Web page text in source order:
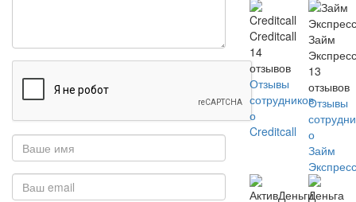
Creditcall
14
отзывов
Отзывы
сотрудников
о
Creditcall
Займ
13
отзывов
Отзывы
о
Займ